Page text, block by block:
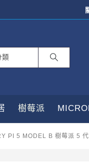
樹莓派
PI 5 MODEL B 樹莓派 5